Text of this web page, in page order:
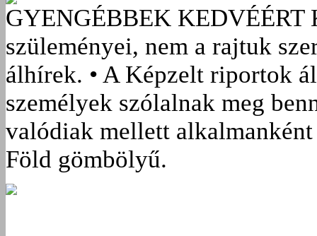
GYENGÉBBEK KEDVÉÉRT
szüleményei, nem a rajtuk
álhírek. • A Képzelt riportok
személyek szólalnak meg
valódiak mellett
Föld gömbölyű.